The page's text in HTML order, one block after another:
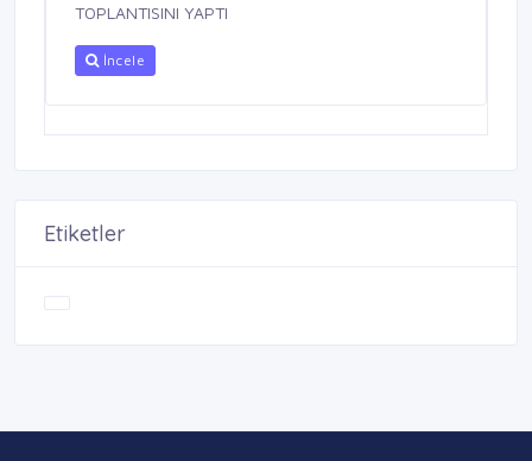
TOPLANTISINI YAPTI
İncele
Etiketler